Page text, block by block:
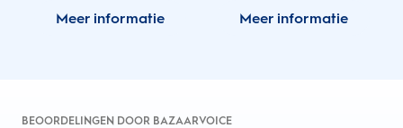
Meer informatie Meer informatie
BEOORDELINGEN DOOR BAZAARVOICE